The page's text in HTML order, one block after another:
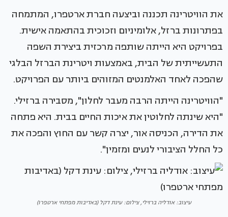
את הוויטרינה תכננה וביצעה חברת ארטפרו, המתמחה
בפתרונות ברזל, אלומיניום וזכוכית בהתאמה אישית.
בפרויקט היא הייתה שותפה מרכזית ביצירת השפה
התעשייתית של הבית, באמצעות ויטרינת הברזל הבלגי
שהפכה לאחד האלמנטים המזוהים ביותר עם הפרויקט.
"הוויטרינה הייתה הרבה מעבר לחלון", מסבירה ברזילי.
"היא שינתה לחלוטין את איכות החיים בבית. היא פתחה
את הדירה, הכניסה אור, יצרה קשר עם החוץ והפכה את
כל החלל הציבורי לנעים ומזמין".
עיצוב: אודליה ברזילי, צילום: עינת דקל (באדיבות מפתחי ארטפרו)